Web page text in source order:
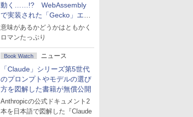
動く……!? WebAssembly
で実装された「Gecko」エン
ジン
意味があるかどうかはともかく
ロマンたっぷり
Book Watch ニュース
「Claude」シリーズ第5世代
のプロンプトやモデルの選び
方を図解した書籍が無償公開
Anthropicの公式ドキュメント2
本を日本語で図解した『Claude